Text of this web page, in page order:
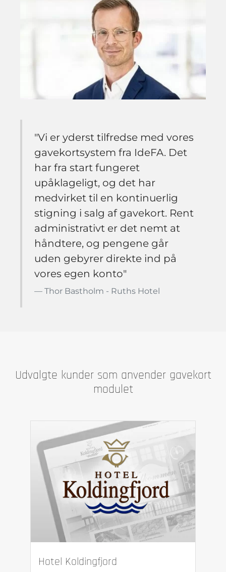
"Vi er yderst tilfredse med vores
gavekortsystem fra IdeFA. Det
har fra start fungeret
upåklageligt, og det har
medvirket til en kontinuerlig
stigning i salg af gavekort. Rent
administrativt er det nemt at
håndtere, og pengene går
uden gebyrer direkte ind på
vores egen konto"
Thor Bastholm - Ruths Hotel
Udvalgte kunder som anvender gavekort
modulet
Hotel Koldingfjord